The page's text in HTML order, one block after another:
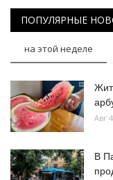
ПОПУЛЯРНЫЕ
на этой неделе
Авг
В